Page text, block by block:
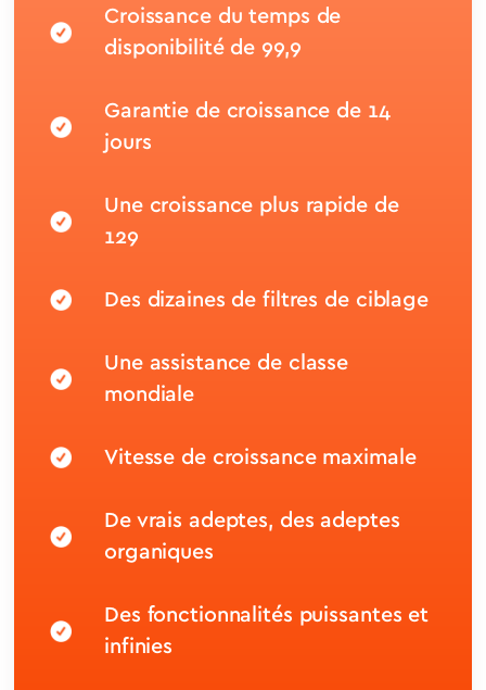
Croissance du temps de
disponibilité de 99,9
Garantie de croissance de 14
jours
Une croissance plus rapide de
129
Des dizaines de filtres de ciblage
Une assistance de classe
mondiale
Vitesse de croissance maximale
De vrais adeptes, des adeptes
organiques
Des fonctionnalités puissantes et
infinies